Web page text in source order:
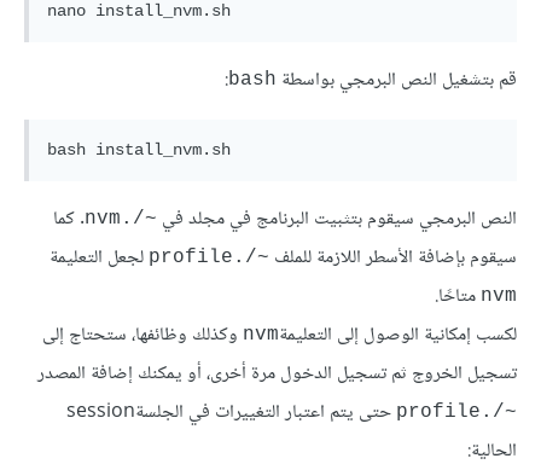
nano install_nvm.sh
قم بتشغيل النص البرمجي بواسطة bash
:
bash install_nvm.sh
النص البرمجي سيقوم بتثبيت البرنامج في مجلد في ~/.nvm
. كما
سيقوم بإضافة الأسطر اللازمة للملف ~/.profile لجعل التعليمة
nvm متاحًا.
لكسب إمكانية الوصول إلى التعليمةnvm وكذلك وظائفها، ستحتاج إلى
تسجيل الخروج ثم تسجيل الدخول مرة أخرى، أو يمكنك إضافة المصدر
~/.profile
حتى يتم اعتبار التغييرات في الجلسةsession
الحالية: